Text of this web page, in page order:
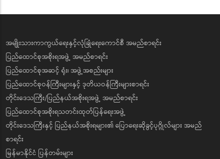
အမျိုးသားကာကွယ်ရေးနှင့်လုံခြုံရေးကောင်စီ အမည်စာရင်း
ပြည်ထောင်စုအစိုးရအဖွဲ့ အမည်စာရင်း
ပြည်ထောင်စုအဆင့် ရုံး၊ အဖွဲ့အစည်းများ
ပြည်ထောင်စုဝန်ကြီးများနှင့် ဒုတိယဝန်ကြီးများစာရင်း
တိုင်းဒေသကြီး/ပြည်နယ်အစိုးရအဖွဲ့ အမည်စာရင်း
ပြည်ထောင်စုအစိုးရသတင်းထုတ်ပြန်ရေးအဖွဲ့
တိုင်းဒေသကြီးနှင့် ပြည်နယ်အစိုးရများ၏ ပြောရေးဆိုခွင့်ပုဂ္ဂိုလ်များ အမည်
စာရင်း
မြန်မာနိုင်ငံ ပြန်တမ်းများ